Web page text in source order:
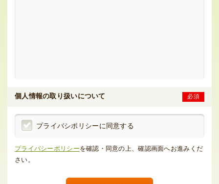
個人情報の取り扱いについて 必須
プライバシポリシーに同意する
プライバシーポリシーを確認・同意の上、確認画面へお進みくだ
さい。